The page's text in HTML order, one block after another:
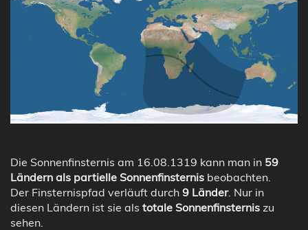
Die Sonnenfinsternis am 16.08.1319 kann man in 59
Ländern als partielle Sonnenfinsternis beobachten.
Der Finsternispfad verläuft durch 9 Länder. Nur in
diesen Ländern ist sie als totale Sonnenfinsternis zu
sehen.